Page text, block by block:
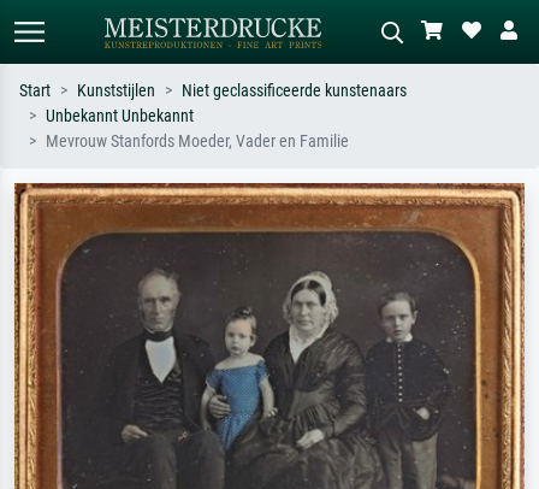
Standaard zoeken
Monet, Sterrennacht, impressionisme,
Hokusai-golf, naakt.
weide, abstract met veel rood, donker
olieverfschilderij, staand naakt naast
een boom.
Start Kunststijlen
Niet geclassificeerde kunstenaars
Unbekannt Unbekannt
Mevrouw Stanfords Moeder, Vader en Familie